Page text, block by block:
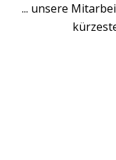
... unsere